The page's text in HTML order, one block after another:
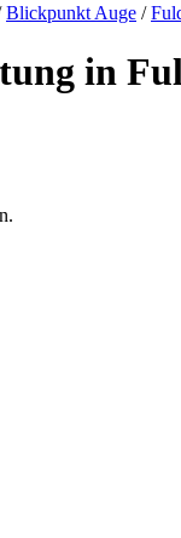
Blickpunkt Auge /
in